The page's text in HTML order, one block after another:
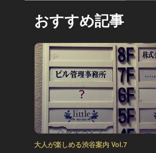
おすすめ記事
大人が楽しめる渋谷案内 Vol.7